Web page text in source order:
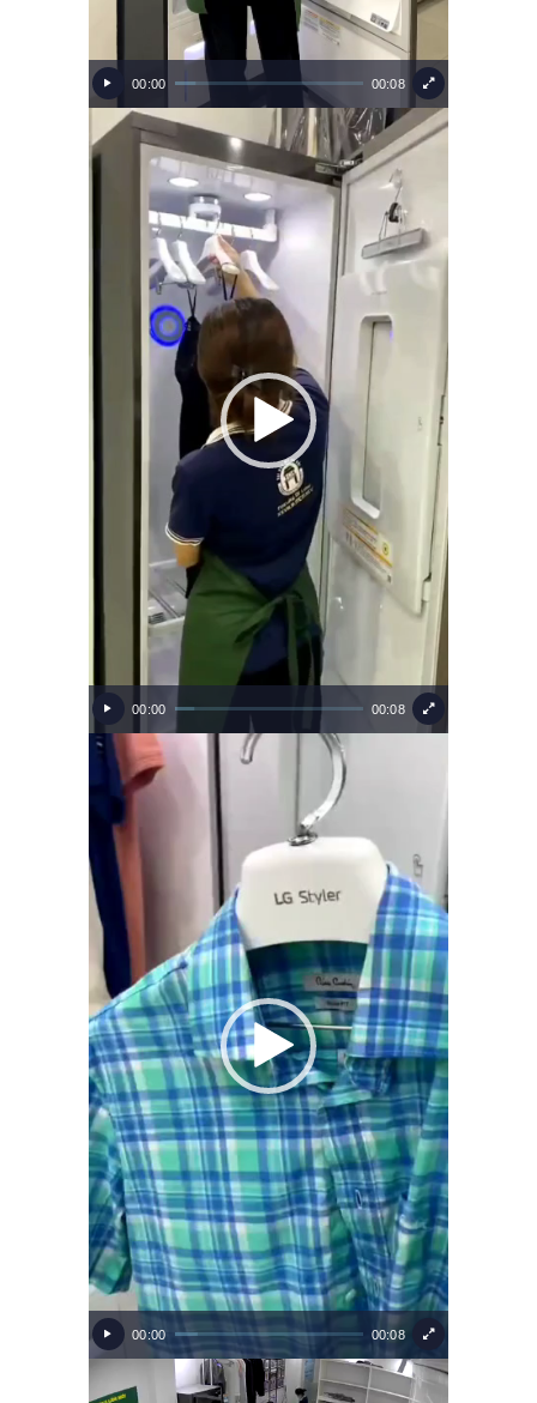
00:00 00:08
Video
Player
00:00 00:08
Video
Player
00:00 00:08
Video
Player